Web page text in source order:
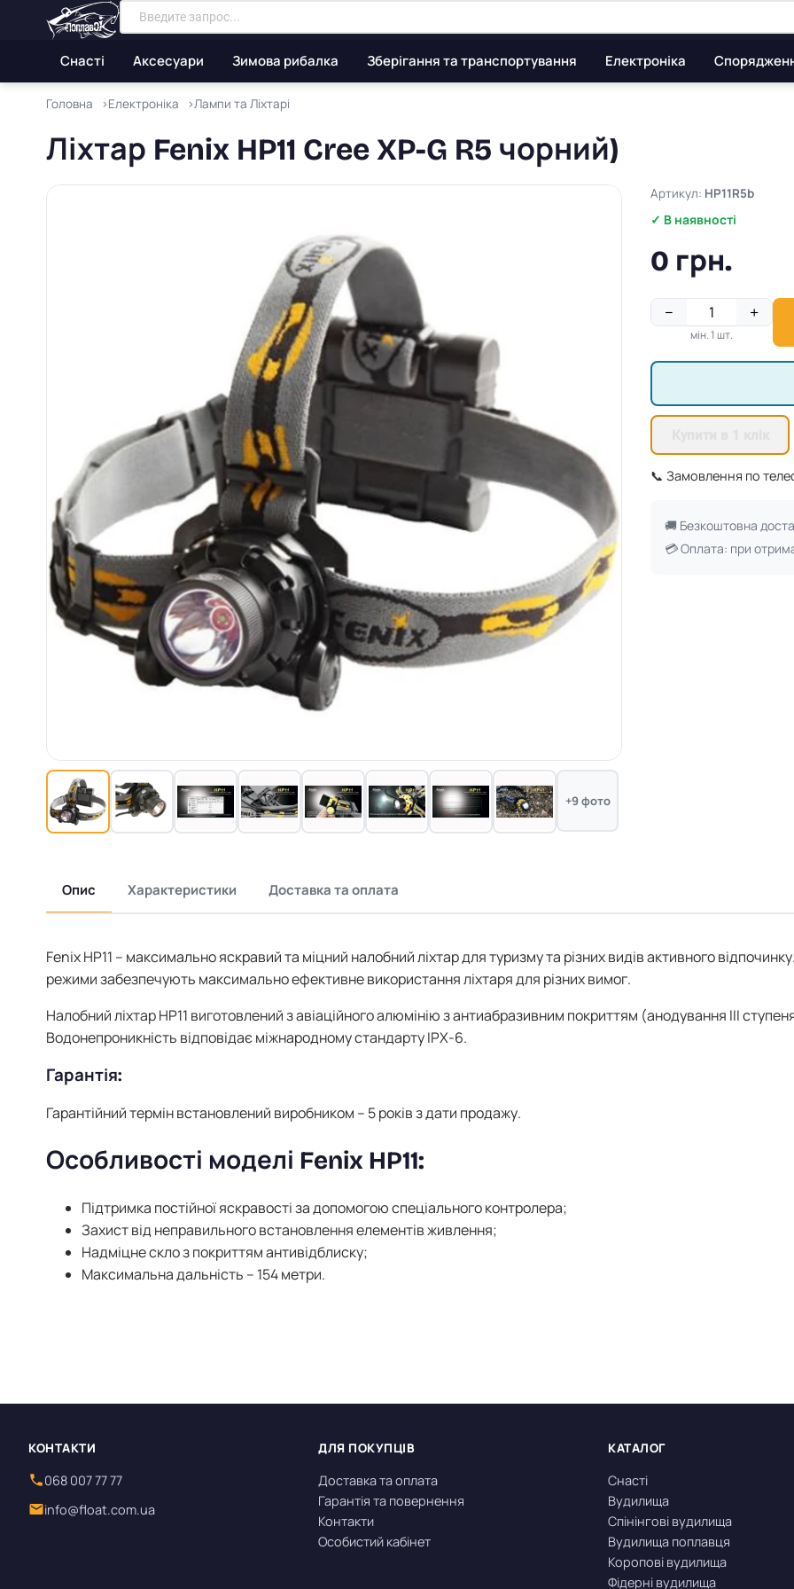
Снасті Аксесуари Зимова рибалка Зберігання та транспортування Електроніка
Головна Електроніка Лампи та Ліхтарі
Ліхтар Fenix HP11 Cree XP-G R5 чорний)
+9 фото
Артикул: HP11R5b
✓ В наявності
0 грн.
− +
мін. 1 шт.
📞 Замовлення по
🚚 Безкоштовна
💳 Оплата: при
Опис Характеристики Доставка та оплата
Fenix HP11 – максимально яскравий та міцний налобний ліхтар для туризму та різних видів активного
режими забезпечують максимально ефективне використання ліхтаря для різних вимог.
Налобний ліхтар HP11 виготовлений з авіаційного алюмінію з антиабразивним покриттям (анодування ІІІ
Водонепроникність відповідає міжнародному стандарту IPX-6.
Гарантія:
Гарантійний термін встановлений виробником – 5 років з дати продажу.
Особливості моделі Fenix HP11:
Підтримка постійної яскравості за допомогою спеціального контролера;
Захист від неправильного встановлення елементів живлення;
Надміцне скло з покриттям антивідблиску;
Максимальна дальність – 154 метри.
КОНТАКТИ
068 007 77 77
info@float.com.ua
ДЛЯ ПОКУПЦІВ
Доставка та оплата
Гарантія та повернення
Контакти
Особистий кабінет
КАТАЛОГ
Снасті
Вудилища
Спінінгові вудилища
Вудилища поплавця
Коропові вудилища
Фідерні вудилища